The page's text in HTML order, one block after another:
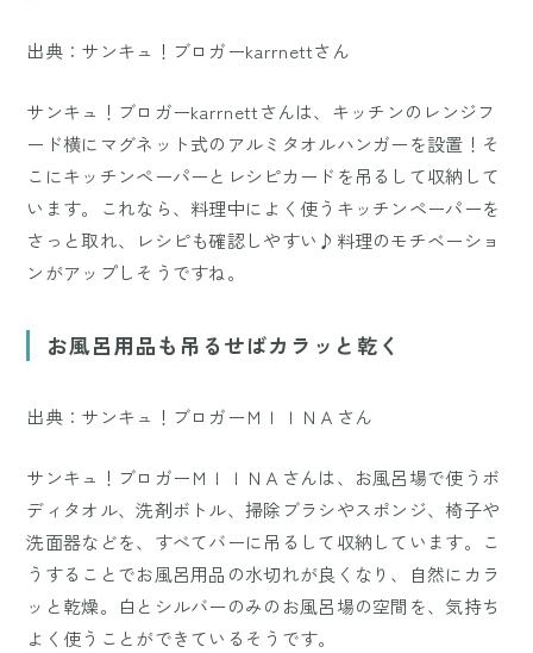
出典：サンキュ！ブロガーkarrnettさん
サンキュ！ブロガーkarrnettさんは、キッチンのレンジフ
ード横にマグネット式のアルミタオルハンガーを設置！そ
こにキッチンペーパーとレシピカードを吊るして収納して
います。これなら、料理中によく使うキッチンペーパーを
さっと取れ、レシピも確認しやすい♪料理のモチベーショ
ンがアップしそうですね。
お風呂用品も吊るせばカラッと乾く
出典：サンキュ！ブロガーＭＩＩＮＡさん
サンキュ！ブロガーＭＩＩＮＡさんは、お風呂場で使うボ
ディタオル、洗剤ボトル、掃除ブラシやスポンジ、椅子や
洗面器などを、すべてバーに吊るして収納しています。こ
うすることでお風呂用品の水切れが良くなり、自然にカラ
ッと乾燥。白とシルバーのみのお風呂場の空間を、気持ち
よく使うことができているそうです。